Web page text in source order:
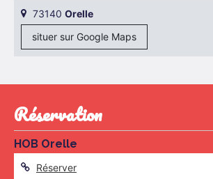
73140 Orelle
situer sur Google Maps
réservation
HOB Orelle
Réserver